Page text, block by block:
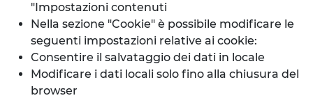
"Impostazioni contenuti
Nella sezione "Cookie" è possibile modificare le
seguenti impostazioni relative ai cookie:
Consentire il salvataggio dei dati in locale
Modificare i dati locali solo fino alla chiusura del
browser